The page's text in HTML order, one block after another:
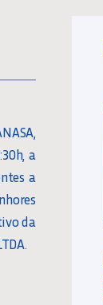
a
a
da